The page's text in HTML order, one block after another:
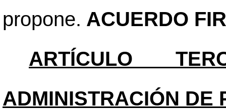
propone. ACUERDO
ARTÍCULO
ADMINISTRACIÓN DE